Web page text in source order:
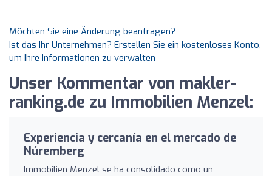
Möchten Sie eine Änderung beantragen?
Ist das Ihr Unternehmen? Erstellen Sie ein kostenloses Konto,
um Ihre Informationen zu verwalten
Unser Kommentar von makler-
ranking.de zu Immobilien Menzel:
Experiencia y cercanía en el mercado de
Núremberg
Immobilien Menzel se ha consolidado como un